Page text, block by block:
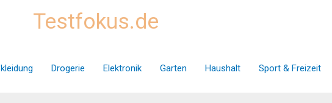
Testfokus.de
Drogerie Elektronik Garten Haushalt Sport & Freizeit